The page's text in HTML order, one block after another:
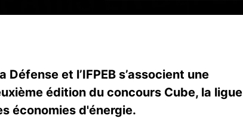
Défense et l’IFPEB s’associent une
édition du concours Cube, la ligue
économies d'énergie.